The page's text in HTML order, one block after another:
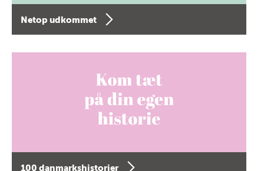
Netop udkommet
100 danmarkshistorier